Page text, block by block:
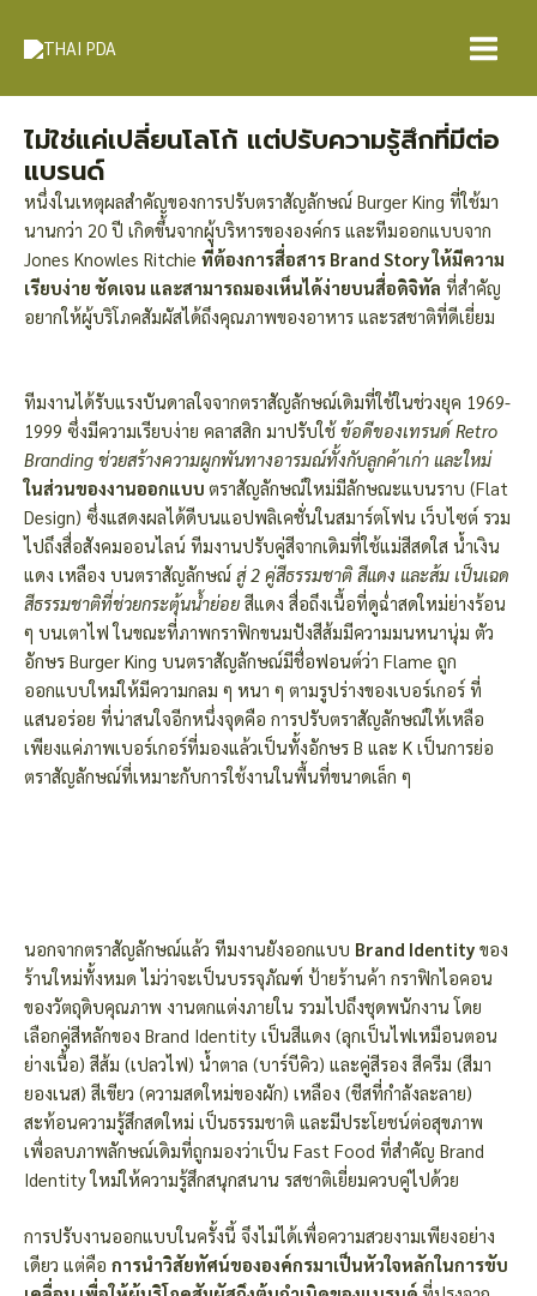
Menu
ไม่ใช่แค่เปลี่ยนโลโก้ แต่ปรับความรู้สึกที่มีต่อ
แบรนด์
หนึ่งในเหตุผลสำคัญของการปรับตราสัญลักษณ์ Burger King ที่ใช้มา
นานกว่า 20 ปี เกิดขึ้นจากผู้บริหารขององค์กร และทีมออกแบบจาก
Jones Knowles Ritchie ที่ต้องการสื่อสาร Brand Story ให้มีความ
เรียบง่าย ชัดเจน และสามารถมองเห็นได้ง่ายบนสื่อดิจิทัล ที่สำคัญ
อยากให้ผู้บริโภคสัมผัสได้ถึงคุณภาพของอาหาร และรสชาติที่ดีเยี่ยม
ทีมงานได้รับแรงบันดาลใจจากตราสัญลักษณ์เดิมที่ใช้ในช่วงยุค 1969-
1999 ซึ่งมีความเรียบง่าย คลาสสิก มาปรับใช้ ข้อดีของเทรนด์ Retro
Branding ช่วยสร้างความผูกพันทางอารมณ์ทั้งกับลูกค้าเก่า และใหม่
ในส่วนของงานออกแบบ ตราสัญลักษณ์ใหม่มีลักษณะแบนราบ (Flat
Design) ซึ่งแสดงผลได้ดีบนแอปพลิเคชั่นในสมาร์ตโฟน เว็บไซต์ รวม
ไปถึงสื่อสังคมออนไลน์ ทีมงานปรับคู่สีจากเดิมที่ใช้แม่สีสดใส น้ำเงิน
แดง เหลือง บนตราสัญลักษณ์ สู่ 2 คู่สีธรรมชาติ สีแดง และส้ม เป็นเฉด
สีธรรมชาติที่ช่วยกระตุ้นน้ำย่อย สีแดง สื่อถึงเนื้อที่ดูฉ่ำสดใหม่ย่างร้อน
ๆ บนเตาไฟ ในขณะที่ภาพกราฟิกขนมปังสีส้มมีความมนหนานุ่ม ตัว
อักษร Burger King บนตราสัญลักษณ์มีชื่อฟอนต์ว่า Flame ถูก
ออกแบบใหม่ให้มีความกลม ๆ หนา ๆ ตามรูปร่างของเบอร์เกอร์ ที่
แสนอร่อย ที่น่าสนใจอีกหนึ่งจุดคือ การปรับตราสัญลักษณ์ให้เหลือ
เพียงแค่ภาพเบอร์เกอร์ที่มองแล้วเป็นทั้งอักษร B และ K เป็นการย่อ
ตราสัญลักษณ์ที่เหมาะกับการใช้งานในพื้นที่ขนาดเล็ก ๆ
นอกจากตราสัญลักษณ์แล้ว ทีมงานยังออกแบบ Brand Identity ของ
ร้านใหม่ทั้งหมด ไม่ว่าจะเป็นบรรจุภัณฑ์ ป้ายร้านค้า กราฟิกไอคอน
ของวัตถุดิบคุณภาพ งานตกแต่งภายใน รวมไปถึงชุดพนักงาน โดย
เลือกคู่สีหลักของ Brand Identity เป็นสีแดง (ลุกเป็นไฟเหมือนตอน
ย่างเนื้อ) สีส้ม (เปลวไฟ) น้ำตาล (บาร์บีคิว) และคู่สีรอง สีครีม (สีมา
ยองเนส) สีเขียว (ความสดใหม่ของผัก) เหลือง (ชีสที่กำลังละลาย)
สะท้อนความรู้สึกสดใหม่ เป็นธรรมชาติ และมีประโยชน์ต่อสุขภาพ
เพื่อลบภาพลักษณ์เดิมที่ถูกมองว่าเป็น Fast Food ที่สำคัญ Brand
Identity ใหม่ให้ความรู้สึกสนุกสนาน รสชาติเยี่ยมควบคู่ไปด้วย
การปรับงานออกแบบในครั้งนี้ จึงไม่ได้เพื่อความสวยงามเพียงอย่าง
เดียว แต่คือ การนำวิสัยทัศน์ขององค์กรมาเป็นหัวใจหลักในการขับ
navigation